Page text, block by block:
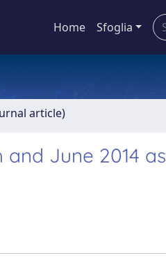
Home Sfoglia
article)
June 2014 as